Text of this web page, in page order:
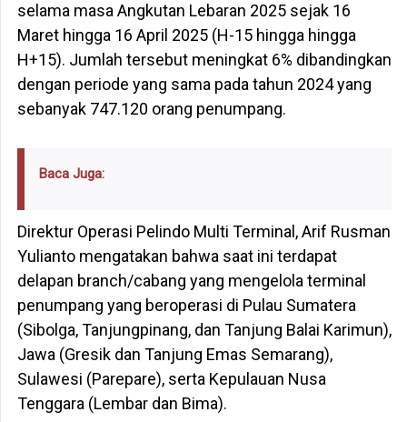
selama masa Angkutan Lebaran 2025 sejak 16
Maret hingga 16 April 2025 (H-15 hingga hingga
H+15). Jumlah tersebut meningkat 6% dibandingkan
dengan periode yang sama pada tahun 2024 yang
sebanyak 747.120 orang penumpang.
Baca Juga:
Direktur Operasi Pelindo Multi Terminal, Arif Rusman
Yulianto mengatakan bahwa saat ini terdapat
delapan branch/cabang yang mengelola terminal
penumpang yang beroperasi di Pulau Sumatera
(Sibolga, Tanjungpinang, dan Tanjung Balai Karimun),
Jawa (Gresik dan Tanjung Emas Semarang),
Sulawesi (Parepare), serta Kepulauan Nusa
Tenggara (Lembar dan Bima).